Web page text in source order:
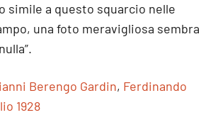
simile a questo squarcio nelle
una foto meravigliosa sembra
Berengo Gardin, Ferdinando
1928